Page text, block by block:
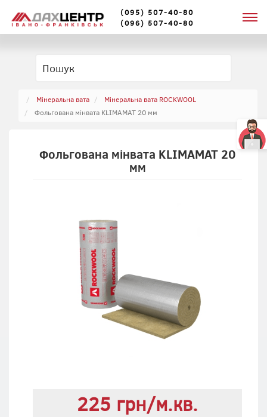
(095) 507-40-80
(096) 507-40-80
Мінеральна вата
Мінеральна вата ROCKWOOL
Фольгована мінвата KLIMAMAT 20 мм
Фольгована мінвата KLIMAMAT 20
мм
225 грн/м.кв.